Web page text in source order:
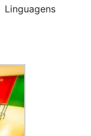
Linguagens